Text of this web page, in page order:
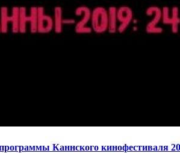
Каннского кинофестиваля